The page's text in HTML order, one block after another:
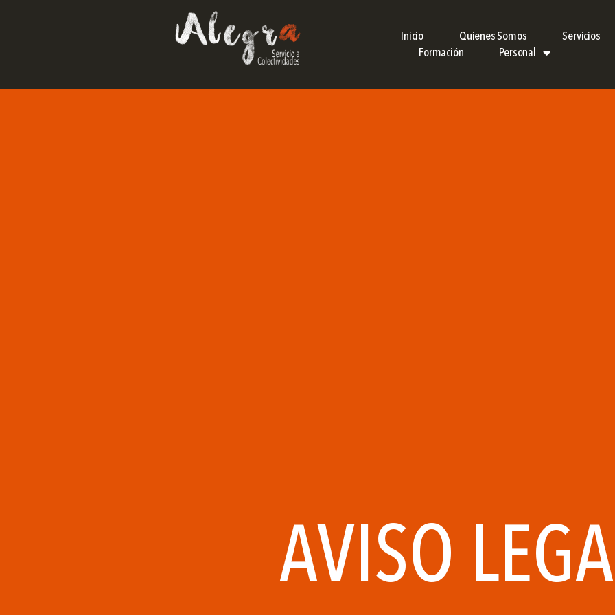
Inicio Quienes Somos
Servicios
Formación
Personal
AVISO